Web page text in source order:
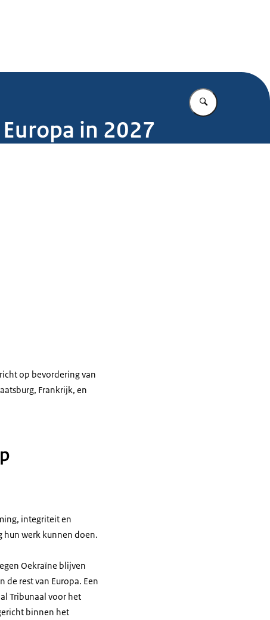
Vul in wat u
in 2027
op bevordering van
Frankrijk, en
integriteit en
hun werk kunnen doen.
Oekraïne blijven
rest van Europa. Een
Tribunaal voor het
binnen het